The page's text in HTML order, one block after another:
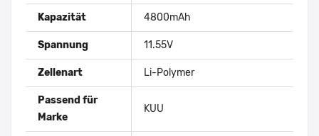
Kapazität 4800mAh
Spannung 11.55V
Zellenart Li-Polymer
Passend für
Marke
KUU